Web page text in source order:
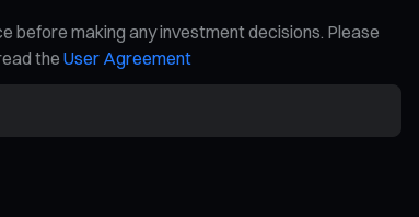
before making any investment decisions. Please
the User Agreement